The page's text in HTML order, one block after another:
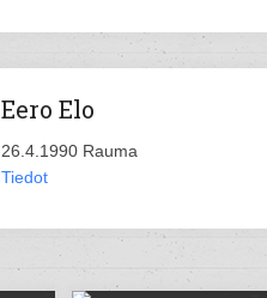
Eero Elo
26.4.1990 Rauma
Tiedot